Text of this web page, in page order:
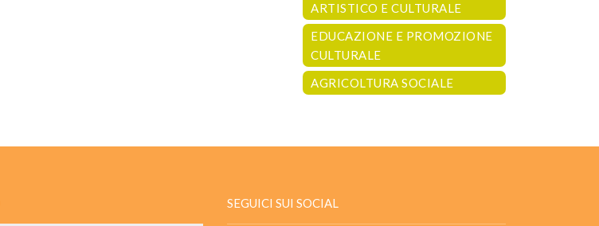
ARTISTICO E CULTURALE
EDUCAZIONE E PROMOZIONE
CULTURALE
AGRICOLTURA SOCIALE
SEGUICI SUI SOCIAL